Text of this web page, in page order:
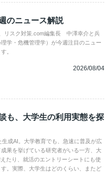
のニュース解説
リスク対策.com編集長 中澤幸介と兵
学・危機管理学）が今週注目のニュー
。
2026/08/04
も、大学生の利用実態を探
成AI。大学教育でも、急速に普及が広
果を挙げている研究者がいる一方、大
たり、就活のエントリーシートにも使
。実際、大学生はどのくらい、またど